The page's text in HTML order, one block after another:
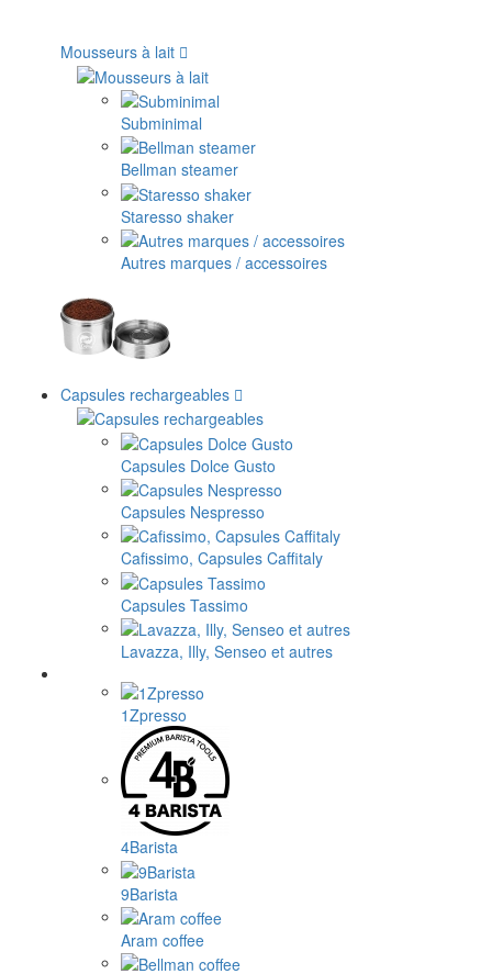
Mousseurs à lait
Subminimal
Bellman steamer
Staresso shaker
Autres marques / accessoires
Capsules rechargeables
Capsules Dolce Gusto
Capsules Nespresso
Cafissimo, Capsules Caffitaly
Capsules Tassimo
Lavazza, Illy, Senseo et autres
1Zpresso
4Barista
9Barista
Aram coffee